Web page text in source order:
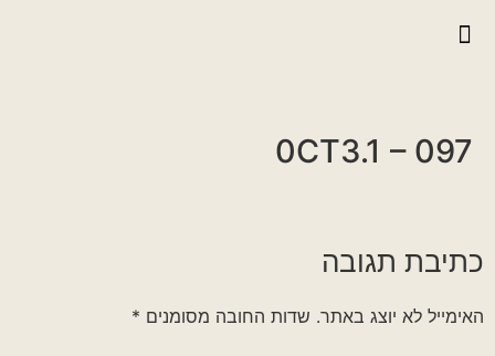
0CT3.1 – 097
כתיבת תגובה
האימייל לא יוצג באתר. שדות החובה מסומנים *